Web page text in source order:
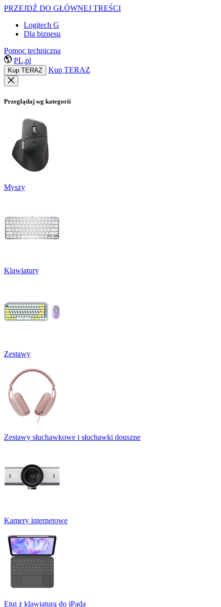
PRZEJDŹ DO GŁÓWNEJ TREŚCI
Logitech G
Dla biznesu
Pomoc techniczna
PL,pl
Kup TERAZ Kup TERAZ
Przeglądaj wg kategorii
Myszy
Klawiatury
Zestawy
Zestawy słuchawkowe i słuchawki douszne
Kamery internetowe
Etui z klawiaturą do iPada